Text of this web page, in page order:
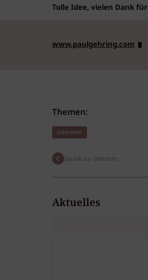
Tolle Idee, vielen Dank
www.paulgehring.com
Themen:
Interview
Zurück zur Übersicht
Aktuelles